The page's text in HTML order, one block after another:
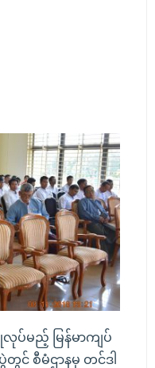
လုပ်မည့် မြန်မာကျပ်
တွင် စီမံဌာနမှ တင်ဒါ